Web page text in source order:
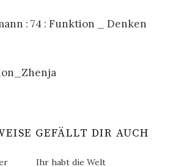
: 74 : Funktion _ Denken
GEFÄLLT DIR AUCH
Ihr habt die Welt